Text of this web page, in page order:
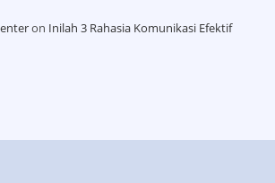
on Inilah 3 Rahasia Komunikasi Efektif